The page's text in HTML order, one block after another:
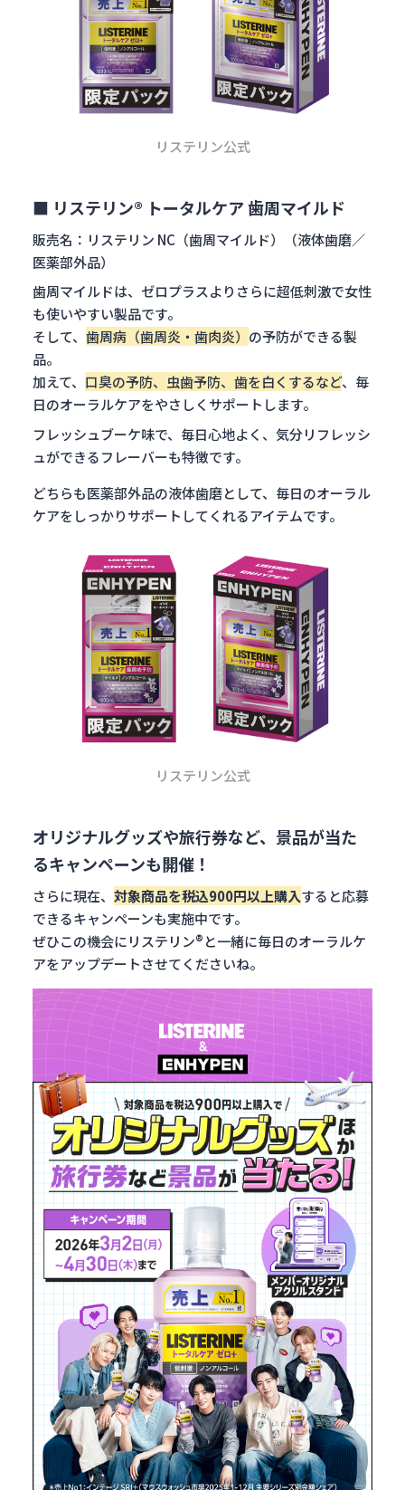
リステリン公式
■ リステリン® トータルケア 歯周マイルド
販売名：リステリン NC（歯周マイルド）（液体歯磨／
医薬部外品）
歯周マイルドは、 ゼロプラスよりさらに超低刺激で女性
も使いやすい製品です。
そして、 歯周病（歯周炎・歯肉炎） の予防ができる製
品。
加えて、 口臭の予防、虫歯予防、歯を白くするなど、毎
日のオーラルケアをやさしくサポートします。
フレッシュブーケ味で、毎日心地よく、気分リフレッシ
ュができるフレーバーも特徴です。
どちらも医薬部外品の液体歯磨として、 毎日のオーラル
ケアをしっかりサポートしてくれるアイテムです。
リステリン公式
オリジナルグッズや旅行券など、景品が当た
るキャンペーンも開催！
さらに現在、 対象商品を税込900円以上購入すると応募
できるキャンペーンも実施中です。
ぜひこの機会にリステリン®と一緒に毎日のオーラルケ
アをアップデートさせてくださいね。